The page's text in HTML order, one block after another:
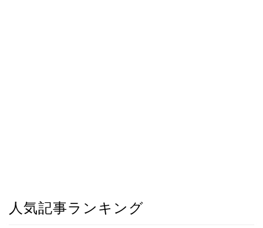
人気記事ランキング